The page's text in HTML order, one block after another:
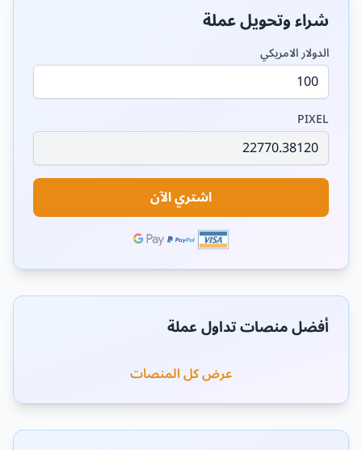
شراء وتحويل عملة
الدولار الامريكي
PIXEL
اشتري الآن
أفضل منصات تداول عملة
عرض كل المنصات